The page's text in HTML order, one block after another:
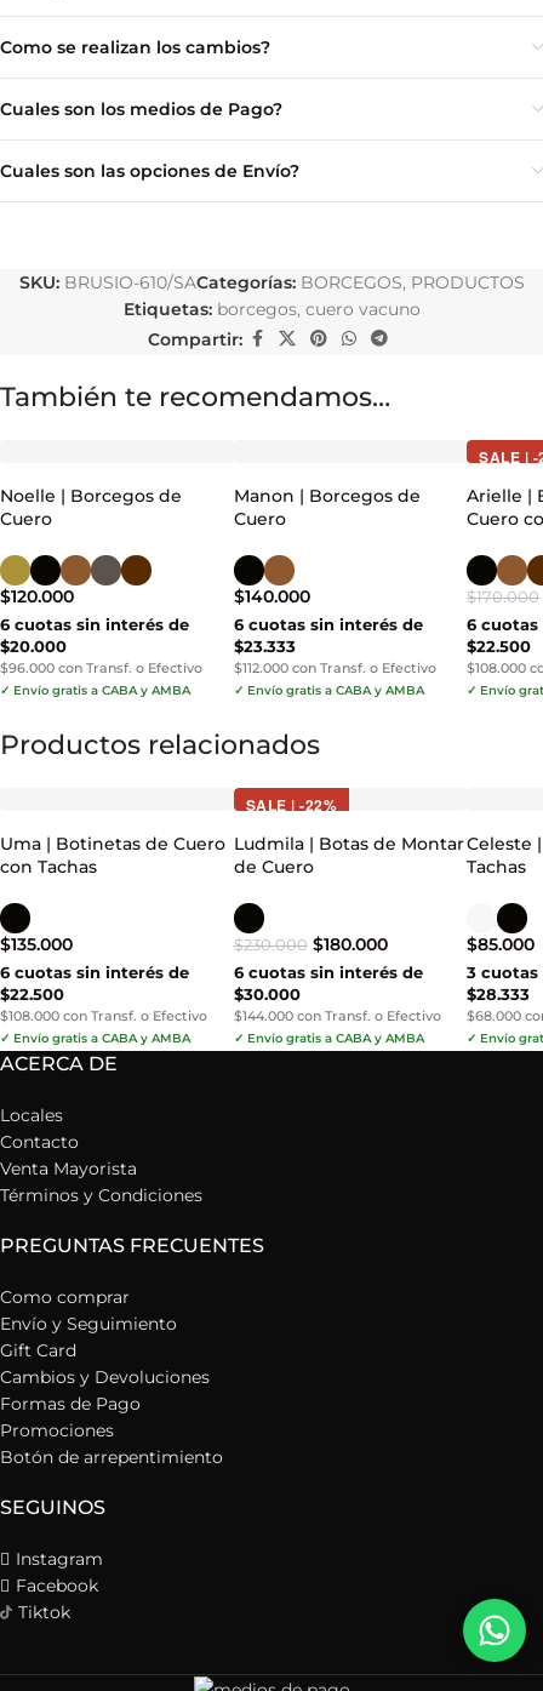
Como se realizan los cambios?
Cuales son los medios de Pago?
Cuales son las opciones de Envío?
SKU: BRUSIO-610/SACategorías: BORCEGOS, PRODUCTOS
Etiquetas: borcegos, cuero vacuno
Compartir:
También te recomendamos…
Noelle | Borcegos de
Cuero
$120.000
6 cuotas sin interés de
$20.000
$96.000 con Transf. o Efectivo
✓ Envío gratis a CABA y AMBA
Manon | Borcegos de
Cuero
$140.000
6 cuotas sin interés de
$23.333
$112.000 con Transf. o Efectivo
✓ Envío gratis a CABA y AMBA
SALE | -
Arielle |
Cuero
$170.000
6 cuotas
$22.500
$108.000
✓ Envío
Productos relacionados
Uma | Botinetas de Cuero
con Tachas
$135.000
6 cuotas sin interés de
$22.500
$108.000 con Transf. o Efectivo
✓ Envío gratis a CABA y AMBA
SALE | -22%
Ludmila | Botas de Montar
de Cuero
$230.000 $180.000
6 cuotas sin interés de
$30.000
$144.000 con Transf. o Efectivo
✓ Envío gratis a CABA y AMBA
Celeste
Tachas
$85.000
3 cuotas
$28.333
$68.000
✓ Envío
ACERCA DE
Locales
Contacto
Venta Mayorista
Términos y Condiciones
PREGUNTAS FRECUENTES
Como comprar
Envío y Seguimiento
Gift Card
Cambios y Devoluciones
Formas de Pago
Promociones
Botón de arrepentimiento
SEGUINOS
Instagram
Facebook
Tiktok